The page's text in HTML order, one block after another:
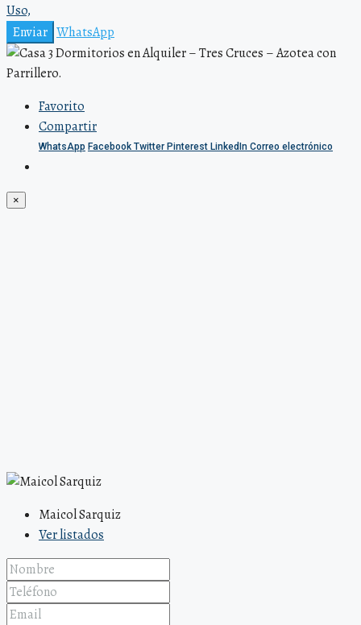
Uso,
Enviar WhatsApp
Favorito
Compartir
WhatsApp Facebook Twitter Pinterest LinkedIn Correo electrónico
×
Maicol Sarquiz
Ver listados